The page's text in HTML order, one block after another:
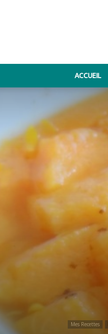
ACCUEIL
Mes Recettes